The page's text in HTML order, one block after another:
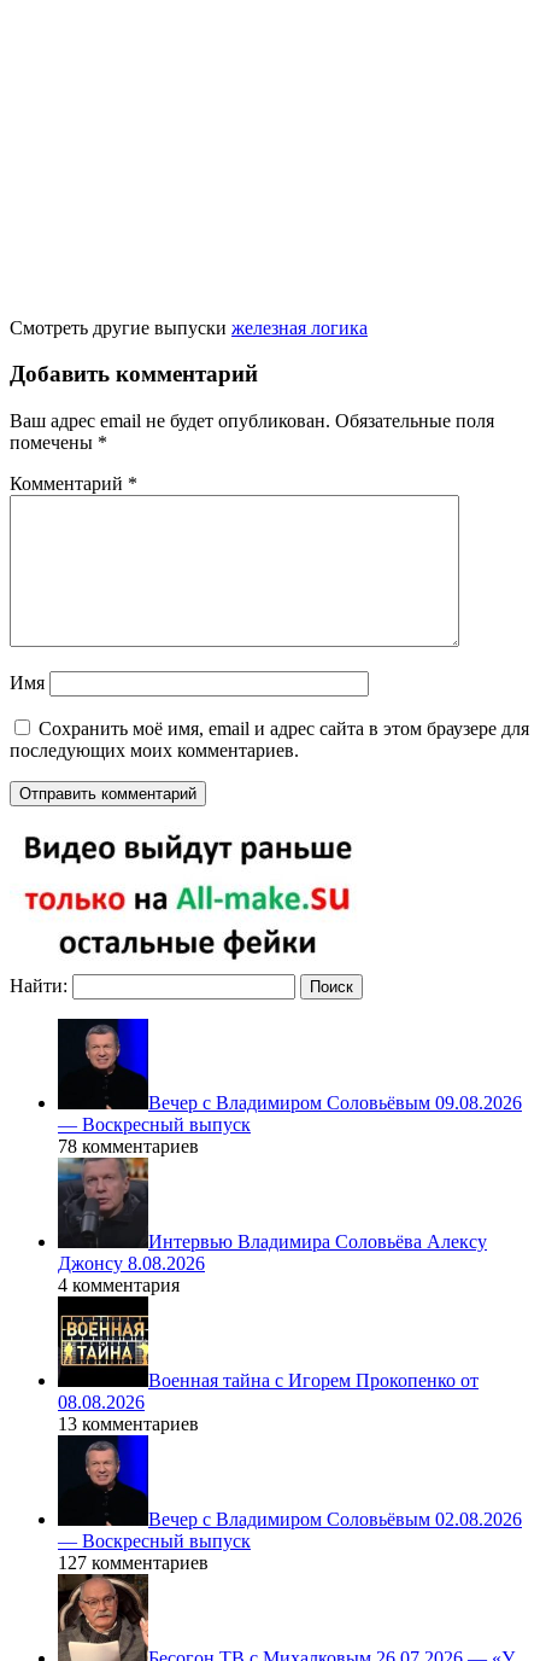
Смотреть другие выпуски железная логика
Добавить комментарий
Ваш адрес email не будет опубликован. Обязательные поля
помечены *
Комментарий *
Имя
Сохранить моё имя, email и адрес сайта в этом браузере для
последующих моих комментариев.
Найти:
Вечер с Владимиром Соловьёвым 09.08.2026
— Воскресный выпуск
78 комментариев
Интервью Владимира Соловьёва Алексу
Джонсу 8.08.2026
4 комментария
Военная тайна с Игорем Прокопенко от
08.08.2026
13 комментариев
Вечер с Владимиром Соловьёвым 02.08.2026
— Воскресный выпуск
127 комментариев